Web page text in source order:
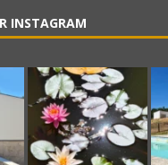
INSTAGRAM